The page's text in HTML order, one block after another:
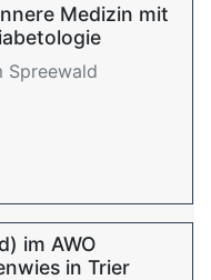
Medizin mit
Spreewald
im AWO
in Trier